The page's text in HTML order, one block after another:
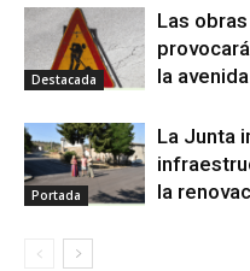
Destacada
Las
la
Portada
La Junta
la